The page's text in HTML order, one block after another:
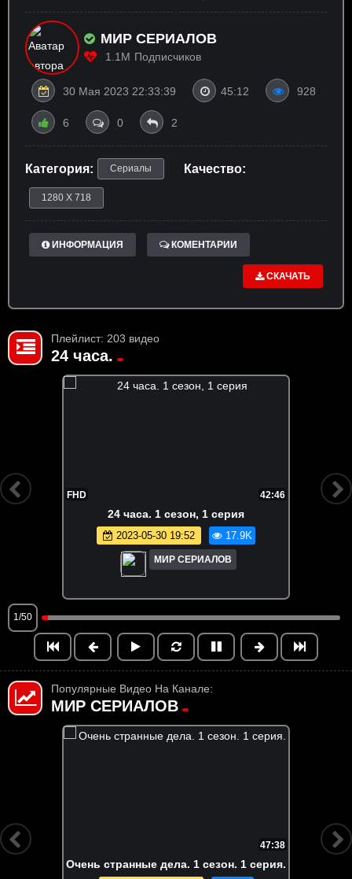
МИР СЕРИАЛОВ
1.1M Подписчиков
30 Мая 2023 22:33:39 45:12 928
6 0 2
Категория: Сериалы Качество:
1280 X 718
ИНФОРМАЦИЯ КОМЕНТАРИИ
СКАЧАТЬ
Плейлист: 203 видео
24 часа.
FHD 42:46
24 часа. 1 сезон, 1 серия
2023-05-30 19:52 17.9K
МИР СЕРИАЛОВ
1/50
Популярные Видео На Канале:
МИР СЕРИАЛОВ
6:55:58
Вне кампуса. Все серии